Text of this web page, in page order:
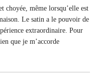
choyée, même lorsqu’elle est
Le satin a le pouvoir de
extraordinaire. Pour
que je m’accorde